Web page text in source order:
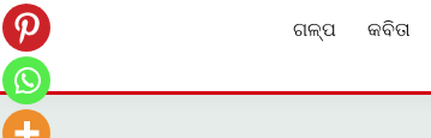
ଗଳ୍ପ କବିତା